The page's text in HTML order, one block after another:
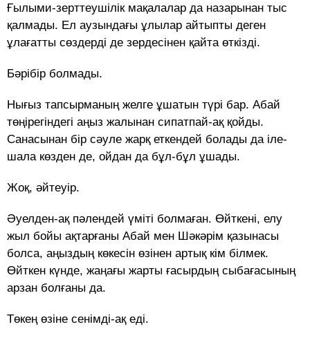
Ғылыми-зерттеушілік мақалалар да назарынан тыс
қалмады. Ел аузындағы ұлылар айтыпты деген
ұлағатты сөздерді де зердесінен қайта өткізді.
Бәрібір болмады.
Нығыз тапсырманың желге ұшатын түрі бар. Абай
төңірегіндегі аңыз жалынан сипатпай-ақ қойды.
Санасынан бір сәуле жарқ еткендей болады да іле-
шала көзден де, ойдан да бұл-бұл ұшады.
Жоқ, әйтеуір.
Әуелден-ақ пәлендей үміті болмаған. Өйткені, елу
жыл бойы ақтарғаны Абай мен Шәкәрім қазынасы
болса, аңыздың көкесін өзінен артық кім білмек.
Өйткен күнде, жаңағы жарты ғасырдың сыбағасының
арзан болғаны да.
Төкең өзіне сенімді-ақ еді.